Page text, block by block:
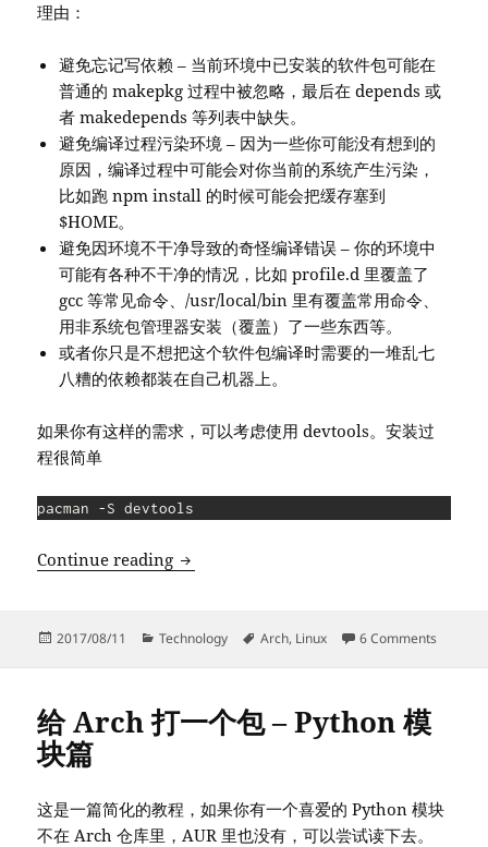
理由：
避免忘记写依赖 – 当前环境中已安装的软件包可能在
普通的 makepkg 过程中被忽略，最后在 depends 或
者 makedepends 等列表中缺失。
避免编译过程污染环境 – 因为一些你可能没有想到的
原因，编译过程中可能会对你当前的系统产生污染，
比如跑 npm install 的时候可能会把缓存塞到
$HOME。
避免因环境不干净导致的奇怪编译错误 – 你的环境中
可能有各种不干净的情况，比如 profile.d 里覆盖了
gcc 等常见命令、/usr/local/bin 里有覆盖常用命令、
用非系统包管理器安装（覆盖）了一些东西等。
或者你只是不想把这个软件包编译时需要的一堆乱七
八糟的依赖都装在自己机器上。
如果你有这样的需求，可以考虑使用 devtools。安装过
程很简单
pacman -S devtools
Continue reading Arch Linux devtools 简介 – 在干净的环
Posted
2017/08/11 Categories
Technology Tags
Arch, Linux 6 Comments
给 Arch 打一个包 – Python 模
块篇
这是一篇简化的教程，如果你有一个喜爱的 Python 模块
不在 Arch 仓库里，AUR 里也没有，可以尝试读下去。